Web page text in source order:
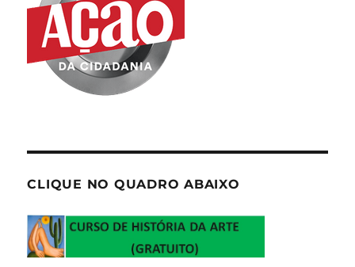
CLIQUE NO QUADRO ABAIXO